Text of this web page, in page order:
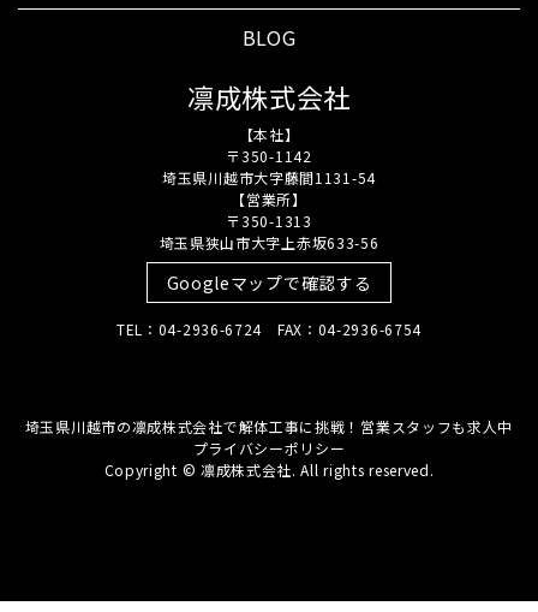
BLOG
凛成株式会社
【本社】
〒350-1142
埼玉県川越市大字藤間1131-54
【営業所】
〒350-1313
埼玉県狭山市大字上赤坂633-56
Googleマップで確認する
TEL：04-2936-6724 FAX：04-2936-6754
埼玉県川越市の凛成株式会社で解体工事に挑戦！営業スタッフも求人中
プライバシーポリシー
Copyright © 凛成株式会社. All rights reserved.